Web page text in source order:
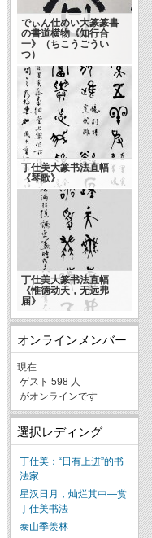
でぃん仕めい大篆篆書
の書道横物《知行合
一》（ちこうごうい
つ）
文怀沙的真实年龄 国学
大师的荒诞人生
丁仕美大篆书法直幅
《琴歌》
丁仕美大篆书法直幅
《惟德动天，无远弗
届》
オンラインメンバー
現在
ゲスト 598 人
がオンラインです
選択レディング
丁仕美：“日有上进”的书
法家
星汉日月，灿烂其中—赏
丁仕美书法
泰山季羡林